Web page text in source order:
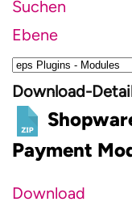
Suchen
Ebene
Download-
Payment
Download